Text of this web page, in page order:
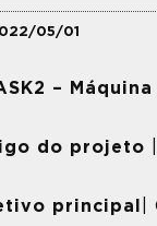
05/01
–
do projeto
principal